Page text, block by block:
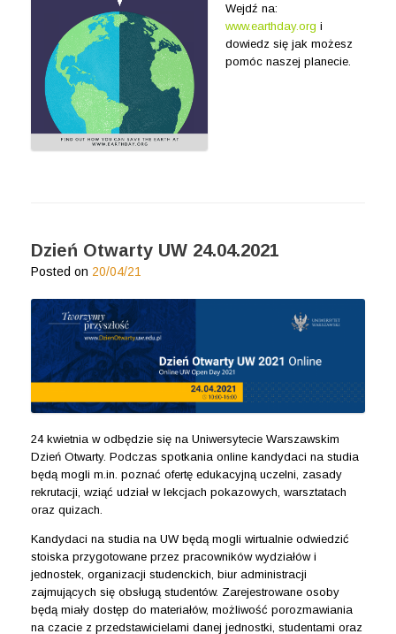
Wejdź na:
www.earthday.org i
dowiedz się jak możesz
pomóc naszej planecie.
Dzień Otwarty UW 24.04.2021
Posted on 20/04/21
24 kwietnia w odbędzie się na Uniwersytecie Warszawskim
Dzień Otwarty. Podczas spotkania online kandydaci na studia
będą mogli m.in. poznać ofertę edukacyjną uczelni, zasady
rekrutacji, wziąć udział w lekcjach pokazowych, warsztatach
oraz quizach.
Kandydaci na studia na UW będą mogli wirtualnie odwiedzić
stoiska przygotowane przez pracowników wydziałów i
jednostek, organizacji studenckich, biur administracji
zajmujących się obsługą studentów. Zarejestrowane osoby
będą miały dostęp do materiałów, możliwość porozmawiania
na czacie z przedstawicielami danej jednostki, studentami oraz